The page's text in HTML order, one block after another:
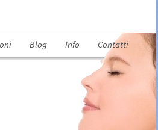
Blog Info Contatti